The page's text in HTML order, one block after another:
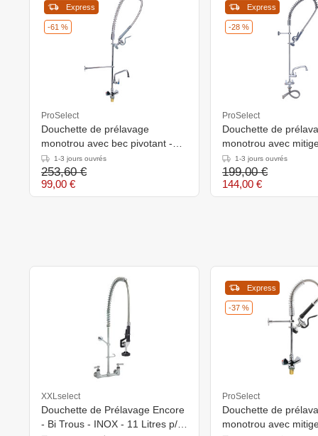
-61 %
Express
ProSelect
Douchette de prélavage
monotrou avec bec pivotant -
mitigeur - 1200 mm
1-3 jours ouvrés
253,60 €
99,00 €
-28 %
Express
ProSelect
Douchette de
monotrou avec
pivotant - 1200 mm
1-3 jours ouvrés
199,00 €
144,00 €
XXLselect
Douchette de Prélavage Encore
- Bi Trous - INOX - 11 Litres p/m
-37 %
Express
ProSelect
Douchette de
monotrou avec